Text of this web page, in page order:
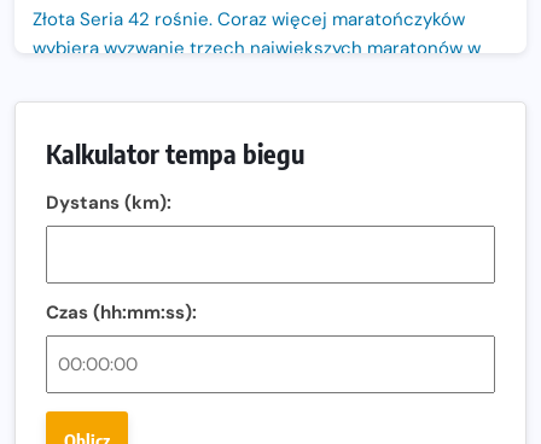
Złota Seria 42 rośnie. Coraz więcej maratończyków
wybiera wyzwanie trzech największych maratonów w
Największy Bieg Powstania Warszawskiego w historii.
Ponad 12 tysięcy uczestników pobiegło dla Bohaterów!
Co ma dużo białka? Produkty, które warto włączyć do
diety
Rozbiegany Olsztyn szykuje się na weekend z
Kalkulator tempa biegu
Dystans (km):
Czas (hh:mm:ss):